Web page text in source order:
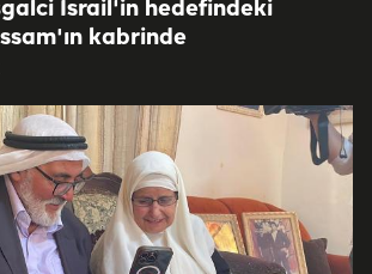
İsrail'in hedefindeki
kabrinde